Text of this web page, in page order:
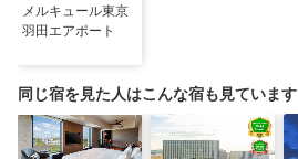
メルキュール東京
羽田エアポート
同じ宿を見た人はこんな宿も見ています